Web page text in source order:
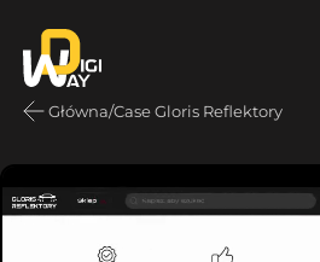
Główna/Case Gloris Reflektory